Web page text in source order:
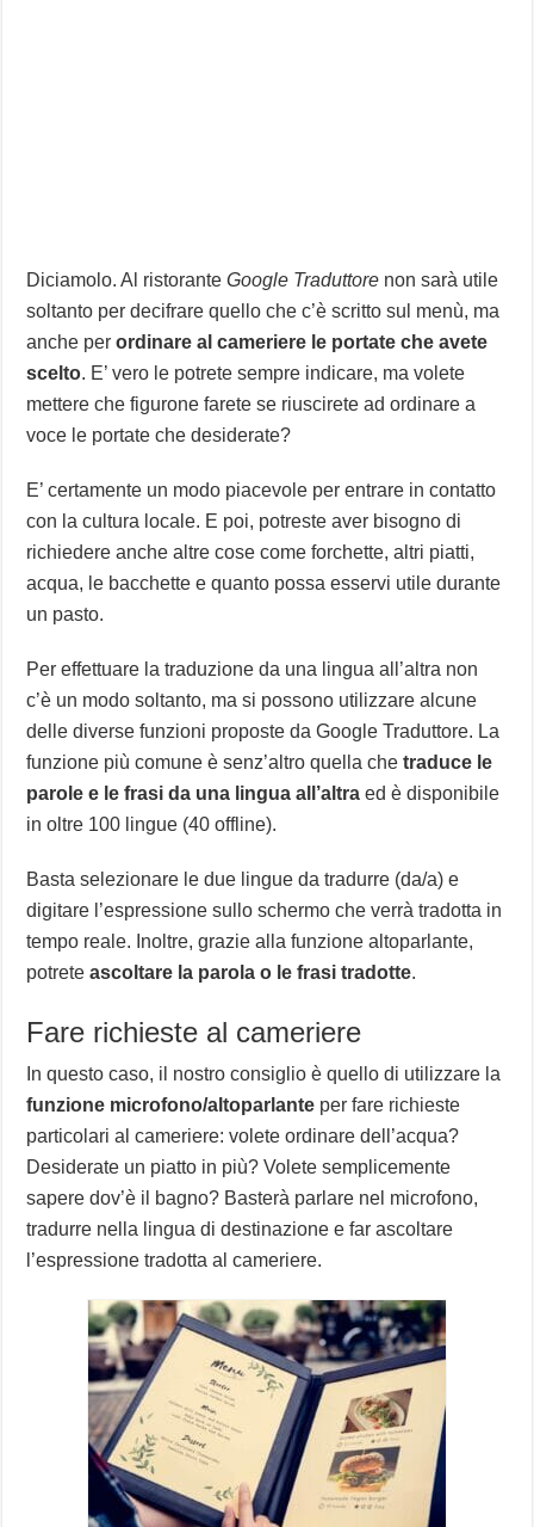
Diciamolo. Al ristoranteGoogle Traduttore non sarà utile
soltanto per decifrare quello che c’è scritto sul menù, ma
anche perordinare al cameriere le portate che avete
scelto. E’ vero le potrete sempre indicare, ma volete
mettere che figurone farete se riuscirete ad ordinare a
voce le portate che desiderate?
E’ certamente un modo piacevole per entrare in contatto
con la cultura locale. E poi, potreste aver bisogno di
richiedere anche altre cose come forchette, altri piatti,
acqua, le bacchette e quanto possa esservi utile durante
un pasto.
Per effettuare la traduzione da una lingua all’altra non
c’è un modo soltanto, ma si possono utilizzare alcune
delle diverse funzioni proposte da Google Traduttore. La
funzione più comune è senz’altro quella chetraduce le
parole e le frasi da una lingua all’altra ed è disponibile
in oltre 100 lingue (40 offline).
Basta selezionare le due lingue da tradurre (da/a) e
digitare l’espressione sullo schermo che verrà tradotta in
tempo reale. Inoltre, grazie alla funzione altoparlante,
potreteascoltare la parola o le frasi tradotte.
Fare richieste al cameriere
In questo caso, il nostro consiglio è quello di utilizzare la
funzione microfono/altoparlante per fare richieste
particolari al cameriere: volete ordinare dell’acqua?
Desiderate un piatto in più? Volete semplicemente
sapere dov’è il bagno? Basterà parlare nel microfono,
tradurre nella lingua di destinazione e far ascoltare
l’espressione tradotta al cameriere.